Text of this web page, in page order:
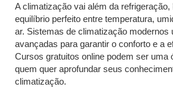
A climatização vai além da refrigeração,
equilíbrio perfeito entre temperatura,
ar. Sistemas de climatização modernos
avançadas para garantir o conforto e a
Cursos gratuitos online podem ser uma
quem quer aprofundar seus
climatização.